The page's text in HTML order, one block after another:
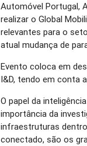
Automóvel Portugal,
realizar o Global
relevantes para o
atual mudança de
Evento coloca em
I&D, tendo em conta
O papel da
importância da
infraestruturas
conectado, são os